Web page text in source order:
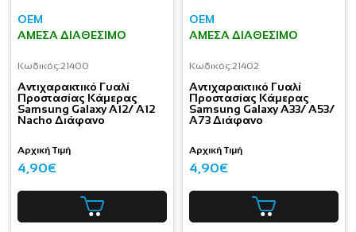
OEM
ΆΜΕΣΑ ΔΙΑΘΈΣΙΜΟ
Κωδικός:21400
Aντιχαρακτικό Γυαλί
Προστασίας Κάμερας
Samsung Galaxy A12/ A12
Nacho Διάφανο
Αρχική Τιμή
4,90€
OEM
ΆΜΕΣΑ ΔΙΑΘΈΣΙΜΟ
Κωδικός:21402
Aντιχαρακτικό Γυαλί
Προστασίας Κάμερας
Samsung Galaxy A33/ A53/
A73 Διάφανο
Αρχική Τιμή
4,90€